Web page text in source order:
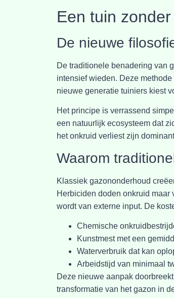
Een tuin
De nieuwe
De traditionele benadering van
intensief wieden. Deze
nieuwe generatie tuiniers kiest
Het principe is verrassend
een natuurlijk ecosysteem dat
het onkruid verliest zijn
Waarom
Klassiek gazononderhoud
Herbiciden doden onkruid maar
wordt van externe input. De
Chemische
Kunstmest met een
Waterverbruik dat kan
Arbeidstijd van minimaal
Deze nieuwe aanpak
transformatie van het gazon in